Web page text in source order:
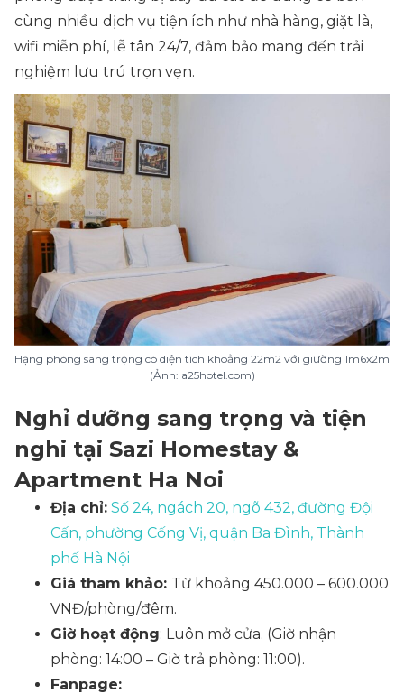
cùng nhiều dịch vụ tiện ích như nhà hàng, giặt là,
wifi miễn phí, lễ tân 24/7, đảm bảo mang đến trải
nghiệm lưu trú trọn vẹn.
Hạng phòng sang trọng có diện tích khoảng 22m2 với giường 1m6x2m
(Ảnh: a25hotel.com)
Nghỉ dưỡng sang trọng và tiện
nghi tại Sazi Homestay &
Apartment Ha Noi
Địa chỉ: Số 24, ngách 20, ngõ 432, đường Đội
Cấn, phường Cống Vị, quận Ba Đình, Thành
phố Hà Nội
Giá tham khảo: Từ khoảng 450.000 – 600.000
VNĐ/phòng/đêm.
Giờ hoạt động: Luôn mở cửa. (Giờ nhận
phòng: 14:00 – Giờ trả phòng: 11:00).
Fanpage: